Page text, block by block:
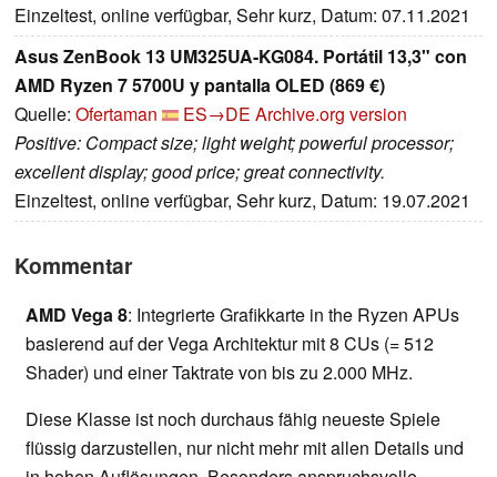
Einzeltest, online verfügbar, Sehr kurz, Datum: 07.11.2021
Asus ZenBook 13 UM325UA-KG084. Portátil 13,3" con
AMD Ryzen 7 5700U y pantalla OLED (869 €)
Quelle: Ofertaman ES→DE Archive.org version
Positive: Compact size; light weight; powerful processor;
excellent display; good price; great connectivity.
Einzeltest, online verfügbar, Sehr kurz, Datum: 19.07.2021
Kommentar
AMD Vega 8: Integrierte Grafikkarte in the Ryzen APUs
basierend auf der Vega Architektur mit 8 CUs (= 512
Shader) und einer Taktrate von bis zu 2.000 MHz.
Diese Klasse ist noch durchaus fähig neueste Spiele
flüssig darzustellen, nur nicht mehr mit allen Details und